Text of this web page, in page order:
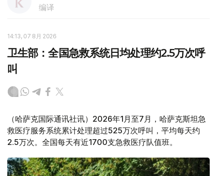
编译
14:13, 07 8月 2026
卫生部：全国急救系统日均处理约2.5万次呼
叫
（哈萨克国际通讯社讯）2026年1月至7月，哈萨克斯坦急
救医疗服务系统累计处理超过525万次呼叫，平均每天约
2.5万次。全国每天有近1700支急救医疗队值班。